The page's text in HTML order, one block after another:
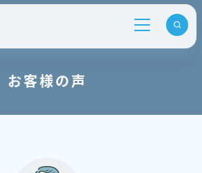
お客様の声